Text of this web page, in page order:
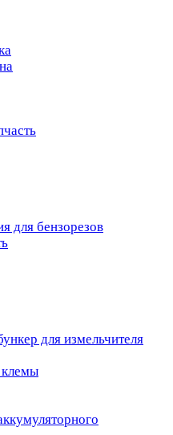
для бензорезов
для измельчителя